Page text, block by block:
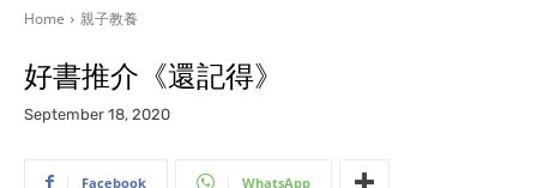
Home 親子教養
好書推介《還記得》
September 18, 2020
Facebook WhatsApp